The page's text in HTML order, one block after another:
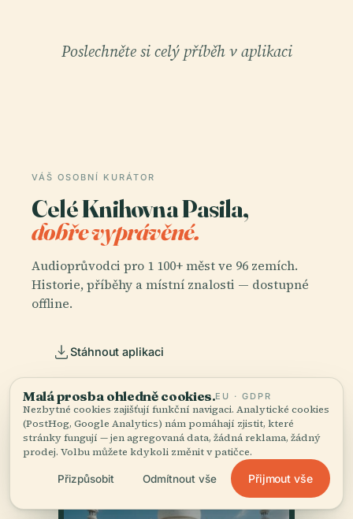
Poslechněte si celý příběh v aplikaci
VÁŠ OSOBNÍ KURÁTOR
Celé Knihovna Pasila,
dobře vyprávěné.
Audioprůvodci pro 1 100+ měst ve 96 zemích.
Historie, příběhy a místní znalosti — dostupné
offline.
Stáhnout aplikaci
Přidejte se k více než 50 000 cestovatelů
Malá prosba ohledně cookies.EU · GDPR
Nezbytné cookies zajišťují funkční navigaci. Analytické cookies
(PostHog, Google Analytics) nám pomáhají zjistit, které
stránky fungují — jen agregovaná data, žádná reklama, žádný
prodej. Volbu můžete kdykoli změnit v patičce.
Přizpůsobit Odmítnout vše Přijmout vše